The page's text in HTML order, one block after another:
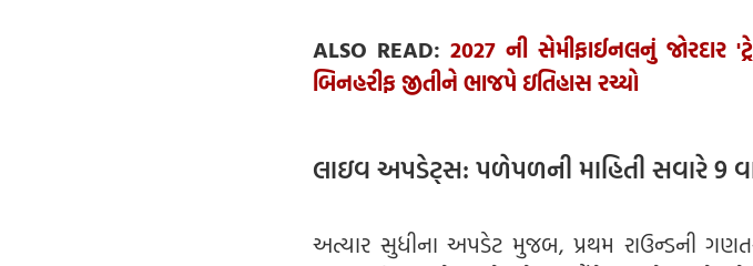
ALSO READ: 2027 ની સેમીફાઈનલનું જોરદાર
બિનહરીફ જીતીને ભાજપે ઇતિહાસ રચ્યો
લાઇવ અપડેટ્સ: પળેપળની માહિતી સવારે 9
અત્યાર સુધીના અપડેટ મુજબ, પ્રથમ રાઉન્ડની